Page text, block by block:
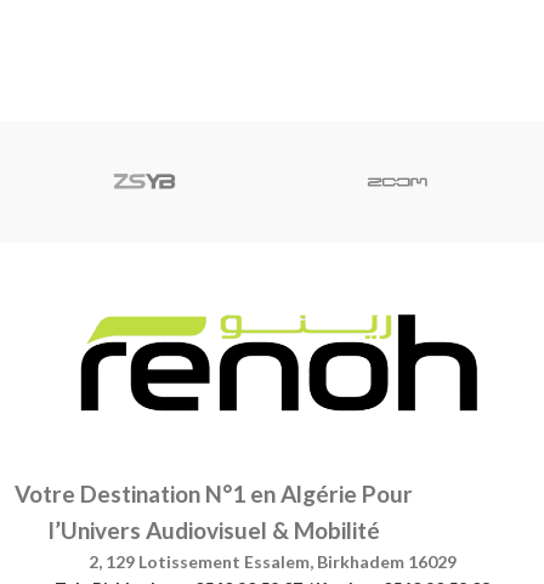
Votre Destination N°1 en Algérie Pour
l’Univers Audiovisuel & Mobilité
2, 129 Lotissement Essalem, Birkhadem 16029